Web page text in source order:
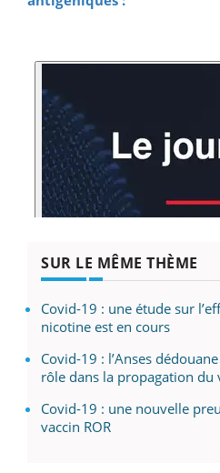
SUR LE MÊME THÈME
Covid-19 : une étude sur
nicotine est en cours
Covid-19 : l’Anses
rôle dans la propagation du
Covid-19 : une nouvelle
vaccin ROR